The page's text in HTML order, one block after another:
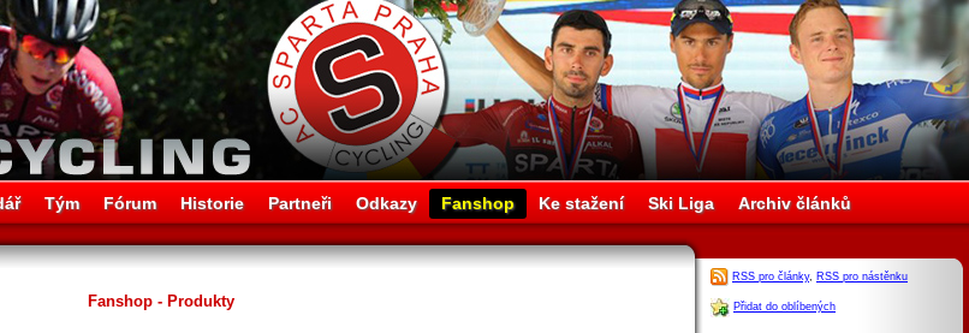
Tým Fórum Historie Partneři Odkazy Fanshop Ke stažení Ski Liga Archiv článků
Fanshop - Produkty
RSS pro články, RSS pro nástěnku
Přidat do oblíbených